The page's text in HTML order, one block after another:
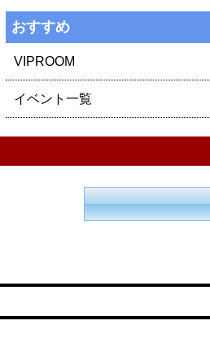
おすすめ
VIPROOM
イベント一覧